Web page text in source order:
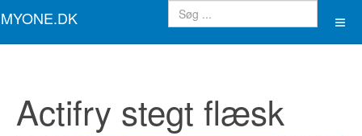
MYONE.DK
Actifry stegt flæsk